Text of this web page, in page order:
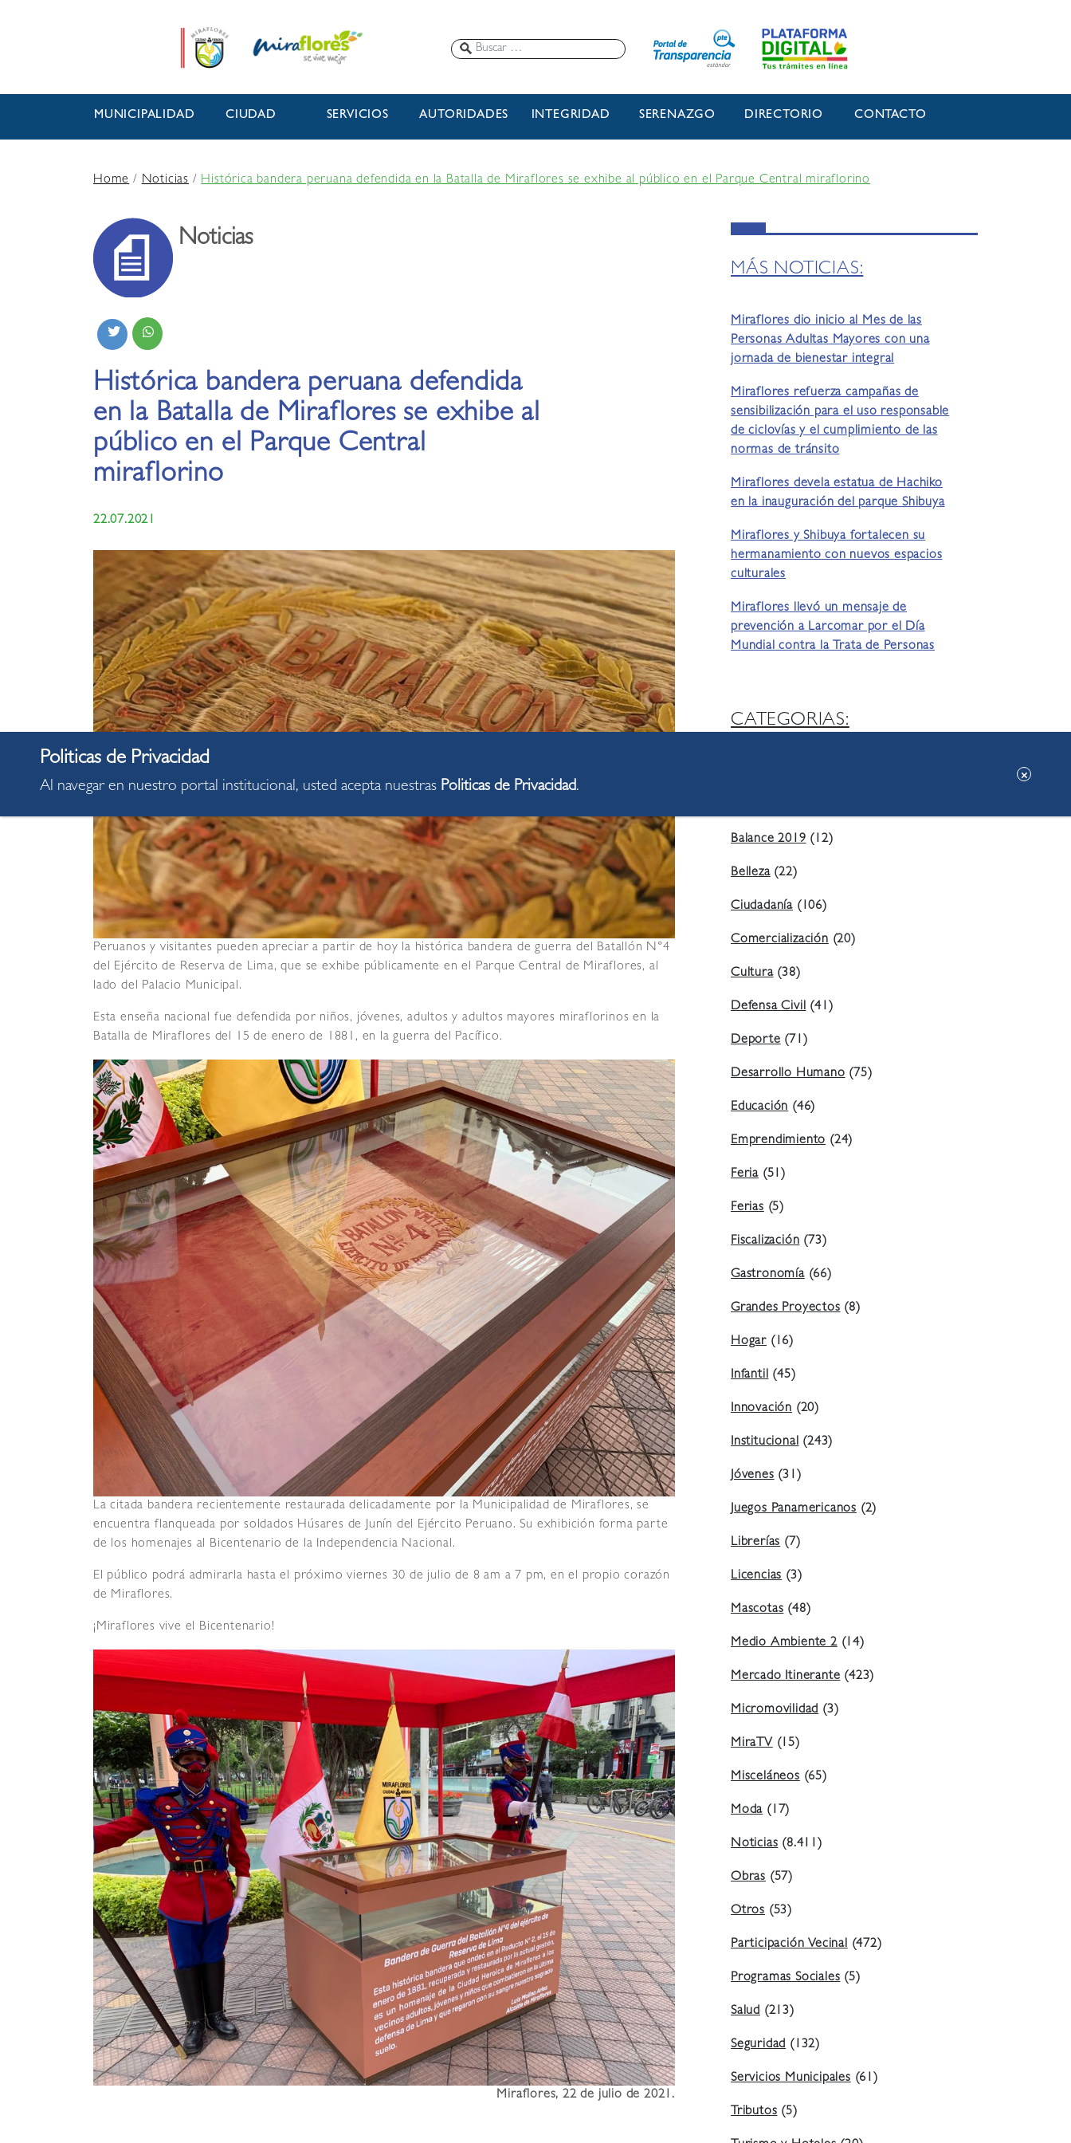
MUNICIPALIDAD CIUDAD SERVICIOS AUTORIDADES INTEGRIDAD SERENAZGO DIRECTORIO CONTACTO
Home/Noticias /Histórica bandera peruana defendida en la Batalla de Miraflores se exhibe al público en el Parque Central miraflorino
Noticias
Histórica bandera peruana defendida
en la Batalla de Miraflores se exhibe al
público en el Parque Central
miraflorino
22.07.2021
Peruanos y visitantes pueden apreciar a partir de hoy la histórica bandera de guerra del Batallón N°4
del Ejército de Reserva de Lima, que se exhibe públicamente en el Parque Central de Miraflores, al
lado del Palacio Municipal.
Esta enseña nacional fue defendida por niños, jóvenes, adultos y adultos mayores miraflorinos en la
Batalla de Miraflores del 15 de enero de 1881, en la guerra del Pacífico.
La citada bandera recientemente restaurada delicadamente por la Municipalidad de Miraflores, se
encuentra flanqueada por soldados Húsares de Junín del Ejército Peruano. Su exhibición forma parte
de los homenajes al Bicentenario de la Independencia Nacional.
El público podrá admirarla hasta el próximo viernes 30 de julio de 8 am a 7 pm, en el propio corazón
de Miraflores.
¡Miraflores vive el Bicentenario!
Miraflores, 22 de julio de 2021.
MÁS NOTICIAS:
Miraflores dio inicio al Mes de las
Personas Adultas Mayores con una
jornada de bienestar integral
Miraflores refuerza campañas de
sensibilización para el uso responsable
de ciclovías y el cumplimiento de las
normas de tránsito
Miraflores devela estatua de Hachiko
en la inauguración del parque Shibuya
Miraflores y Shibuya fortalecen su
hermanamiento con nuevos espacios
culturales
Miraflores llevó un mensaje de
prevención a Larcomar por el Día
Mundial contra la Trata de Personas
CATEGORIAS:
Balance 2019(12)
Belleza(22)
Ciudadanía (106)
Comercialización(20)
Cultura(38)
Defensa Civil(41)
Deporte(71)
Desarrollo Humano(75)
Educación(46)
Emprendimiento(24)
Feria (51)
Ferias(5)
Fiscalización(73)
Gastronomía(66)
Grandes Proyectos(8)
Hogar (16)
Infantil(45)
Innovación (20)
Institucional(243)
Jóvenes(31)
Juegos Panamericanos (2)
Librerías(7)
Licencias(3)
Mascotas(48)
Medio Ambiente 2(14)
Mercado Itinerante(423)
Micromovilidad(3)
MiraTV(15)
Misceláneos(65)
Moda(17)
Noticias(8.411)
Obras (57)
Otros (53)
Participación Vecinal(472)
Programas Sociales(5)
Salud (213)
Seguridad(132)
Servicios Municipales(61)
Tributos(5)
Al navegar en nuestro portal institucional, usted acepta nuestras Politicas de Privacidad.